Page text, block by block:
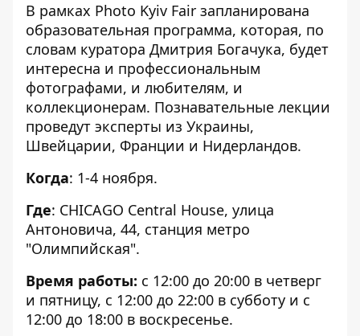
В рамках Photo Kyiv Fair запланирована
образовательная программа, которая, по
словам куратора Дмитрия Богачука, будет
интересна и профессиональным
фотографами, и любителям, и
коллекционерам. Познавательные лекции
проведут эксперты из Украины,
Швейцарии, Франции и Нидерландов.
Когда: 1-4 ноября.
Где: CHICAGO Central House, улица
Антоновича, 44, станция метро
"Олимпийская".
Время работы: с 12:00 до 20:00 в четверг
и пятницу, с 12:00 до 22:00 в субботу и с
12:00 до 18:00 в воскресенье.